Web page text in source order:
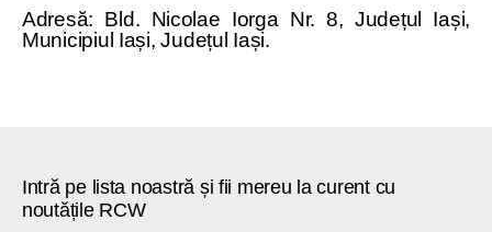
Adresă: Bld. Nicolae Iorga Nr. 8, Județul Iași,
Municipiul Iași, Județul Iași.
Intră pe lista noastră și fii mereu la curent cu
noutățile RCW